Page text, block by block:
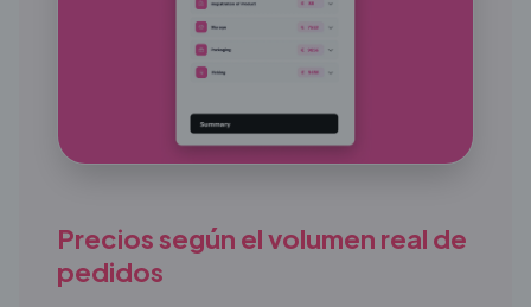
Precios según el volumen real de
pedidos